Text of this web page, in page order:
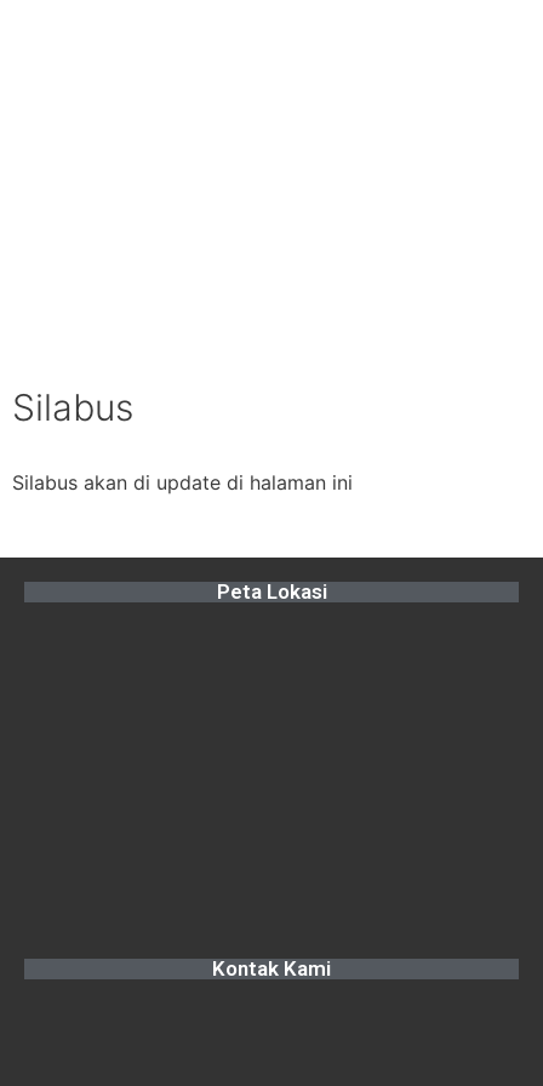
Silabus
Silabus akan di update di halaman ini
Peta Lokasi
Kontak Kami